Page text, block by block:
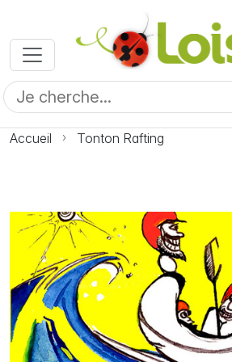
Accueil Tonton Rafting
Photo Tonton Rafting